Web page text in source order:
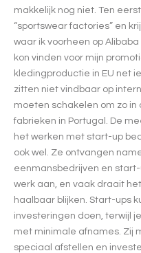
makkelijk nog niet. Ten
“sportswear factories” en
waar ik voorheen op
kon vinden voor mijn
kledingproductie in EU net
zitten niet vindbaar op
moeten schakelen om zo
fabrieken in Portugal. De
het werken met start-up
ook wel. Ze ontvangen
eenmansbedrijven en start-
werk aan, en vaak draait
haalbaar blijken. Start-ups
investeringen doen, terwijl
met minimale afnames. Zij
speciaal afstellen en